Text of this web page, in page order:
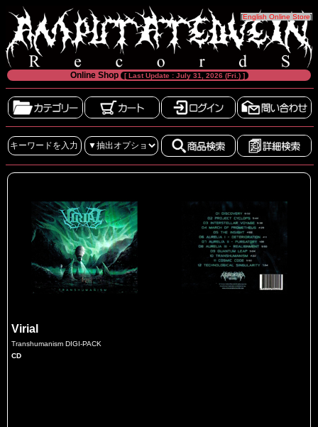
[English Online Store]
Online Shop [ Last Update : July 31, 2026 (Fri.) ]
Virial
Transhumanism DIGI-PACK
CD